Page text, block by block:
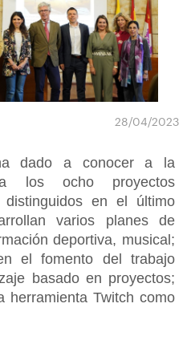
28/04/2023
dado a conocer a la
los ocho proyectos
en el último
varios planes de
deportiva, musical;
el fomento del trabajo
basado en proyectos;
Twitch como